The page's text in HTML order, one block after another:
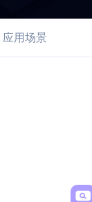
应用场景